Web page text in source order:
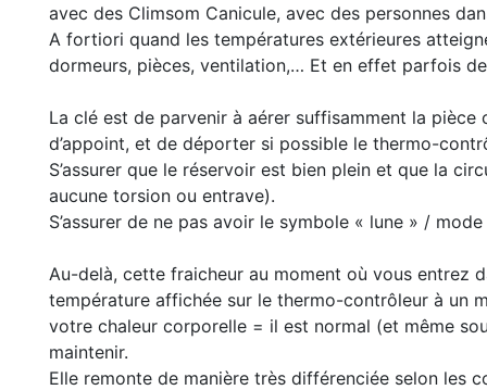
avec des Climsom Canicule, avec des personnes
A fortiori quand les températures extérieures
dormeurs, pièces, ventilation,… Et en effet parfois
La clé est de parvenir à aérer suffisamment la
d’appoint, et de déporter si possible le thermo-
S’assurer que le réservoir est bien plein et que la
aucune torsion ou entrave).
S’assurer de ne pas avoir le symbole « lune » /
Au-delà, cette fraicheur au moment où vous entrez
température affichée sur le thermo-contrôleur à un
votre chaleur corporelle = il est normal (et même
maintenir.
Elle remonte de manière très différenciée selon les